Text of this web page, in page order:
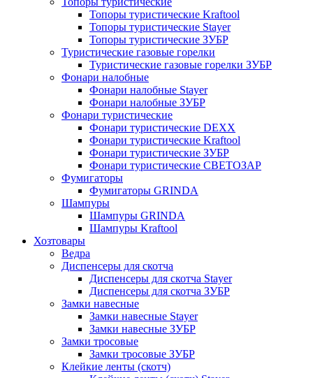
Топоры туристические Kraftool
Топоры туристические Stayer
Топоры туристические ЗУБР
Туристические газовые горелки
Туристические газовые горелки ЗУБР
Фонари налобные
Фонари налобные Stayer
Фонари налобные ЗУБР
Фонари туристические
Фонари туристические DEXX
Фонари туристические Kraftool
Фонари туристические ЗУБР
Фонари туристические СВЕТОЗАР
Фумигаторы
Фумигаторы GRINDA
Шампуры
Шампуры GRINDA
Шампуры Kraftool
Хозтовары
Ведра
Диспенсеры для скотча
Диспенсеры для скотча Stayer
Диспенсеры для скотча ЗУБР
Замки навесные
Замки навесные Stayer
Замки навесные ЗУБР
Замки тросовые
Замки тросовые ЗУБР
Клейкие ленты (скотч)